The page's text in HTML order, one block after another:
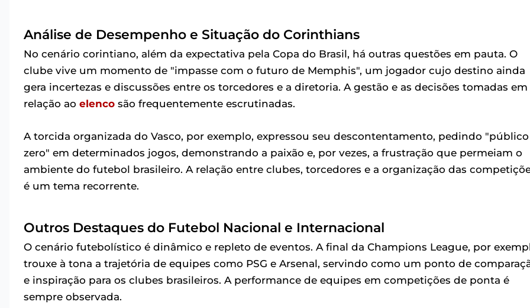
Análise de Desempenho e Situação do Corinthians
No cenário corintiano, além da expectativa pela Copa do Brasil, há outras questões em pauta. O
clube vive um momento de "impasse com o futuro de Memphis", um jogador cujo destino ainda
gera incertezas e discussões entre os torcedores e a diretoria. A gestão e as decisões tomadas em
relação ao elenco são frequentemente escrutinadas.
A torcida organizada do Vasco, por exemplo, expressou seu descontentamento, pedindo "público
zero" em determinados jogos, demonstrando a paixão e, por vezes, a frustração que permeiam o
ambiente do futebol brasileiro. A relação entre clubes, torcedores e a organização das
é um tema recorrente.
Outros Destaques do Futebol Nacional e Internacional
O cenário futebolístico é dinâmico e repleto de eventos. A final da Champions League, por
trouxe à tona a trajetória de equipes como PSG e Arsenal, servindo como um ponto de
e inspiração para os clubes brasileiros. A performance de equipes em competições de ponta é
sempre observada.